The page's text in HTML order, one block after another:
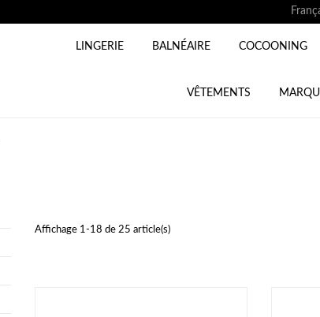
LINGERIE BALNÉAIRE COCOONING
VÊTEMENTS
Affichage 1-18 de 25 article(s)